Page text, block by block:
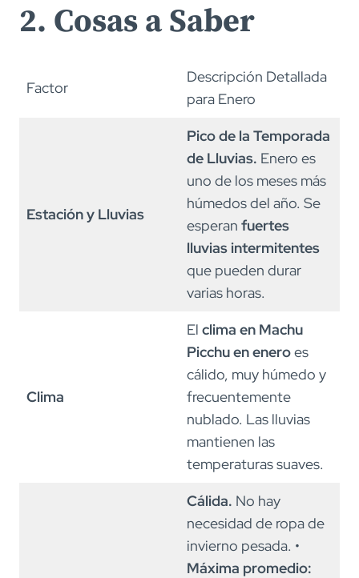
2. Cosas a Saber
Factor
Descripción Detallada
para Enero
Estación y Lluvias
Pico de la Temporada
de Lluvias. Enero es
uno de los meses más
húmedos del año. Se
esperan fuertes
lluvias intermitentes
que pueden durar
varias horas.
Clima
El clima en Machu
Picchu en eneroes
cálido, muy húmedo y
frecuentemente
nublado. Las lluvias
mantienen las
temperaturas suaves.
Cálida. No hay
necesidad de ropa de
invierno pesada. •
Máxima promedio: